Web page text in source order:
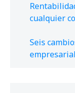
cualquier
Seis
empresarial